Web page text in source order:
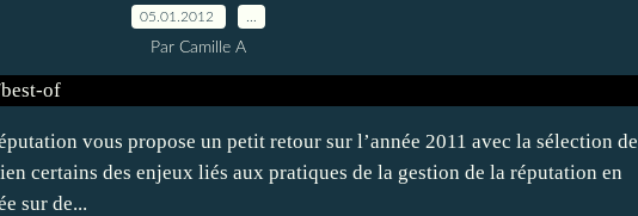
05.01.2012
Par Camille A
vous propose un petit retour sur l’année 2011 avec la sélection de
certains des enjeux liés aux pratiques de la gestion de la réputation en
sur de...